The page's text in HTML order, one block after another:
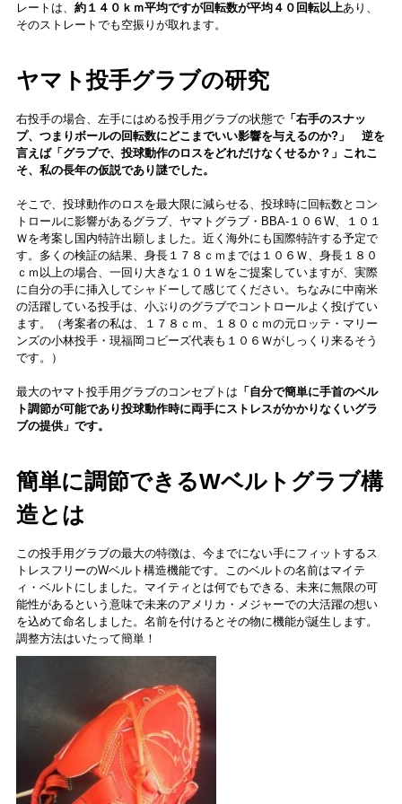
レートは、 約１４０ｋｍ平均ですが回転数が平均４０回転以上あり、
そのストレートでも空振りが取れます。
ヤマト投手グラブの研究
右投手の場合、左手にはめる投手用グラブの状態で「右手のスナッ
プ、つまりボールの回転数にどこまでいい影響を与えるのか?」 逆を
言えば「グラブで、投球動作のロスをどれだけなくせるか？」これこ
そ、私の長年の仮説であり謎でした。
そこで、投球動作のロスを最大限に減らせる、投球時に回転数とコン
トロールに影響があるグラブ、ヤマトグラブ・BBA-１０６W、１０１
Ｗを考案し国内特許出願しました。近く海外にも国際特許する予定で
す。多くの検証の結果、身長１７８ｃｍまでは１０６Ｗ、身長１８０
ｃｍ以上の場合、一回り大きな１０１Ｗをご提案していますが、実際
に自分の手に挿入してシャドーして感じてください。ちなみに中南米
の活躍している投手は、小ぶりのグラブでコントロールよく投げてい
ます。（考案者の私は、１７８ｃｍ、１８０ｃｍの元ロッテ・マリー
ンズの小林投手・現福岡コビーズ代表も１０６Ｗがしっくり来るそう
です。）
最大のヤマト投手用グラブのコンセプトは 「自分で簡単に手首のベル
ト調節が可能であり投球動作時に両手にストレスがかかりなくいグラ
ブの提供」です。
簡単に調節できるWベルトグラブ構
造とは
この投手用グラブの最大の特徴は、今までにない手にフィットするス
トレスフリーのWベルト構造機能です。このベルトの名前はマイテ
ィ・ベルトにしました。マイティとは何でもできる、未来に無限の可
能性があるという意味で未来のアメリカ・メジャーでの大活躍の想い
を込めて命名しました。名前を付けるとその物に機能が誕生します。
調整方法はいたって簡単！